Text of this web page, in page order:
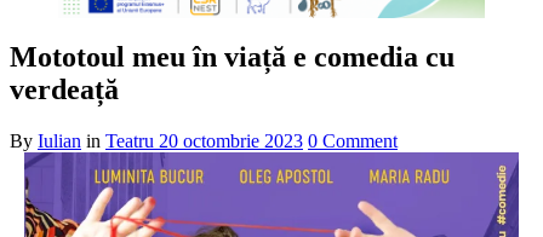
Mototoul meu în viață e comedia cu
verdeață
By Iulian in Teatru 20 octombrie 2023 0 Comment